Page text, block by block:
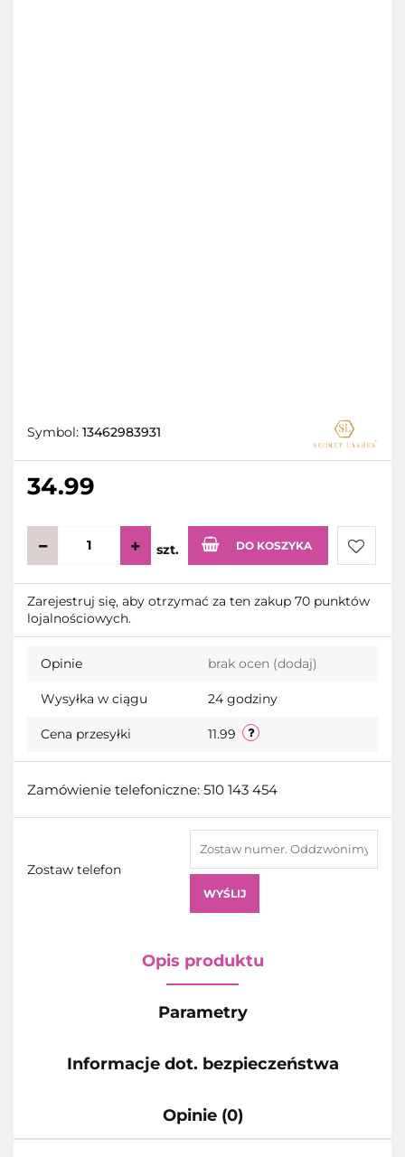
Symbol: 13462983931
34.99
szt. DO KOSZYKA
Do
Zarejestruj się, aby otrzymać za ten zakup 70 punktów
lojalnościowych.
Opinie brak ocen (dodaj)
Wysyłka w ciągu 24 godziny
Cena przesyłki 11.99
Zamówienie telefoniczne: 510 143 454
Zostaw telefon
WYŚLIJ
Opis produktu
Parametry
Informacje dot. bezpieczeństwa
Opinie (0)